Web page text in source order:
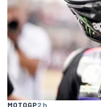
MOTOGP2 h